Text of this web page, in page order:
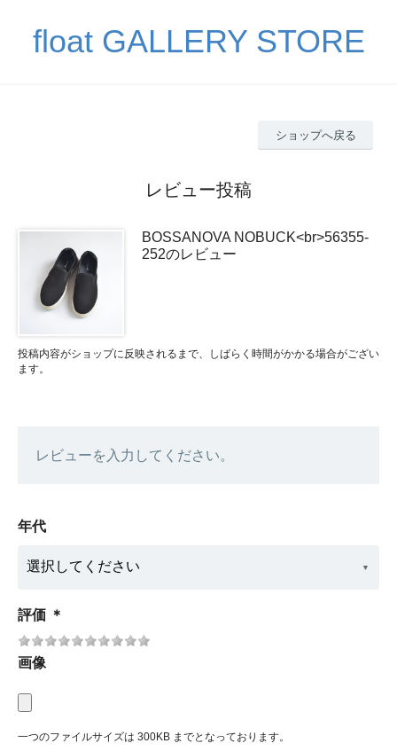
float GALLERY STORE
ショップへ戻る
レビュー投稿
BOSSANOVA NOBUCK<br>56355-
252のレビュー
投稿内容がショップに反映されるまで、しばらく時間がかかる場合がござい
ます。
レビューを入力してください。
年代
評価 ＊
画像
一つのファイルサイズは 300KB までとなっております。